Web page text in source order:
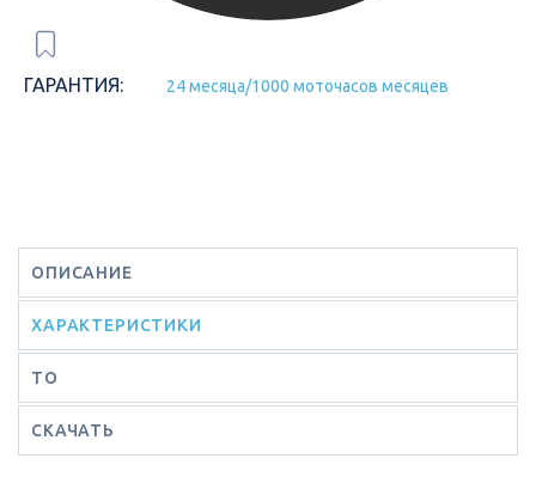
ГАРАНТИЯ: 24 месяца/1000 моточасов месяцев
ОПИСАНИЕ
ХАРАКТЕРИСТИКИ
ТО
СКАЧАТЬ